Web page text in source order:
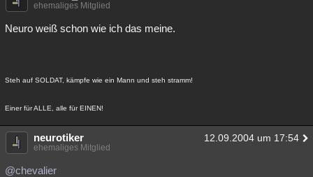
ehemaliges Mitglied
Neuro weiß schon wie ich das meine.
Steh auf SOLDAT, kämpfe wie ein Mann und steh stramm!
Einer für ALLE, alle für EINEN!
neurotiker 12.09.2004 um 17:54
ehemaliges Mitglied
@chevalier